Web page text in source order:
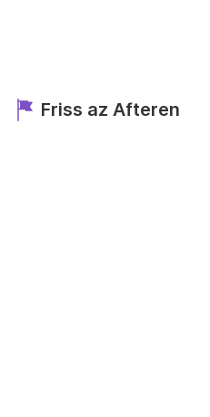
Friss az Afteren